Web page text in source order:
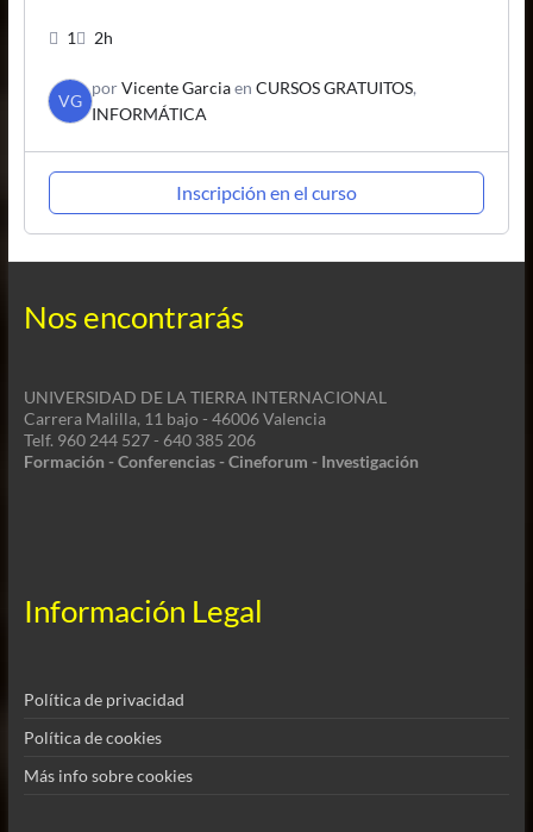
1 2h
VG
porVicente Garciaen CURSOS GRATUITOS,
INFORMÁTICA
Inscripción en el curso
Nos encontrarás
UNIVERSIDAD DE LA TIERRA INTERNACIONAL
Carrera Malilla, 11 bajo - 46006 Valencia
Telf. 960 244 527 - 640 385 206
Formación - Conferencias - Cineforum - Investigación
Información Legal
Política de privacidad
Política de cookies
Más info sobre cookies